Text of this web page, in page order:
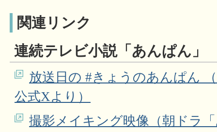
関連リンク
連続テレビ小説「あんぱん」
放送日の #きょうのあんぱん
公式Xより）
撮影メイキング映像（朝ドラ